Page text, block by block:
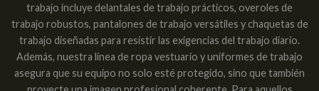
trabajo incluye delantales de trabajo prácticos, overoles de
trabajo robustos, pantalones de trabajo versátiles y chaquetas de
trabajo diseñadas para resistir las exigencias del trabajo diario.
Además, nuestra línea de ropa vestuario y uniformes de trabajo
asegura que su equipo no solo esté protegido, sino que también